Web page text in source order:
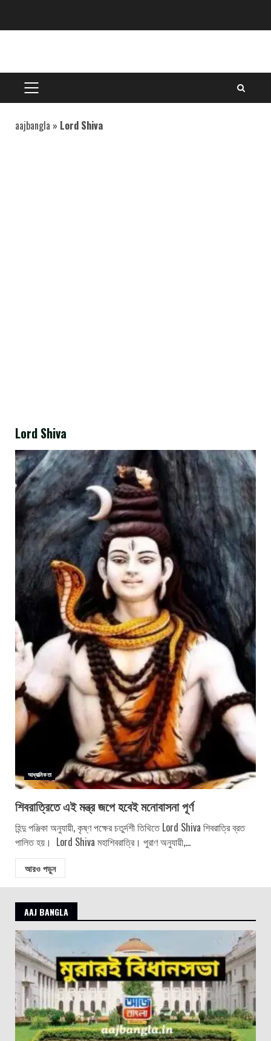
PRIMARY
MENU
aajbangla » Lord Shiva
Lord Shiva
আধ্যাত্মিকতা
শিবরাত্রিতে এই মন্ত্র জপে হবেই মনোবাসনা পূর্ণ
হিন্দু পঞ্জিকা অনুযায়ী, কৃষ্ণ পক্ষের চতুর্দশী তিথিতে Lord Shiva শিবরাত্রি ব্রত
পালিত হয়। Lord Shiva মহাশিবরাত্রি। পুরাণ অনুযায়ী,...
আরও পড়ুন
AAJ BANGLA